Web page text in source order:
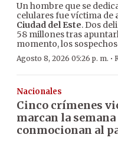
Un hombre que se
celulares fue víctima de
Ciudad del Este. Dos
58 millones tras
momento, los
Agosto 8, 2026 05:26 p. m. ·
Nacionales
Cinco crímenes
marcan la
conmocionan al